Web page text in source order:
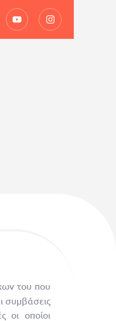
του που
συμβάσεις
οι οποίοι